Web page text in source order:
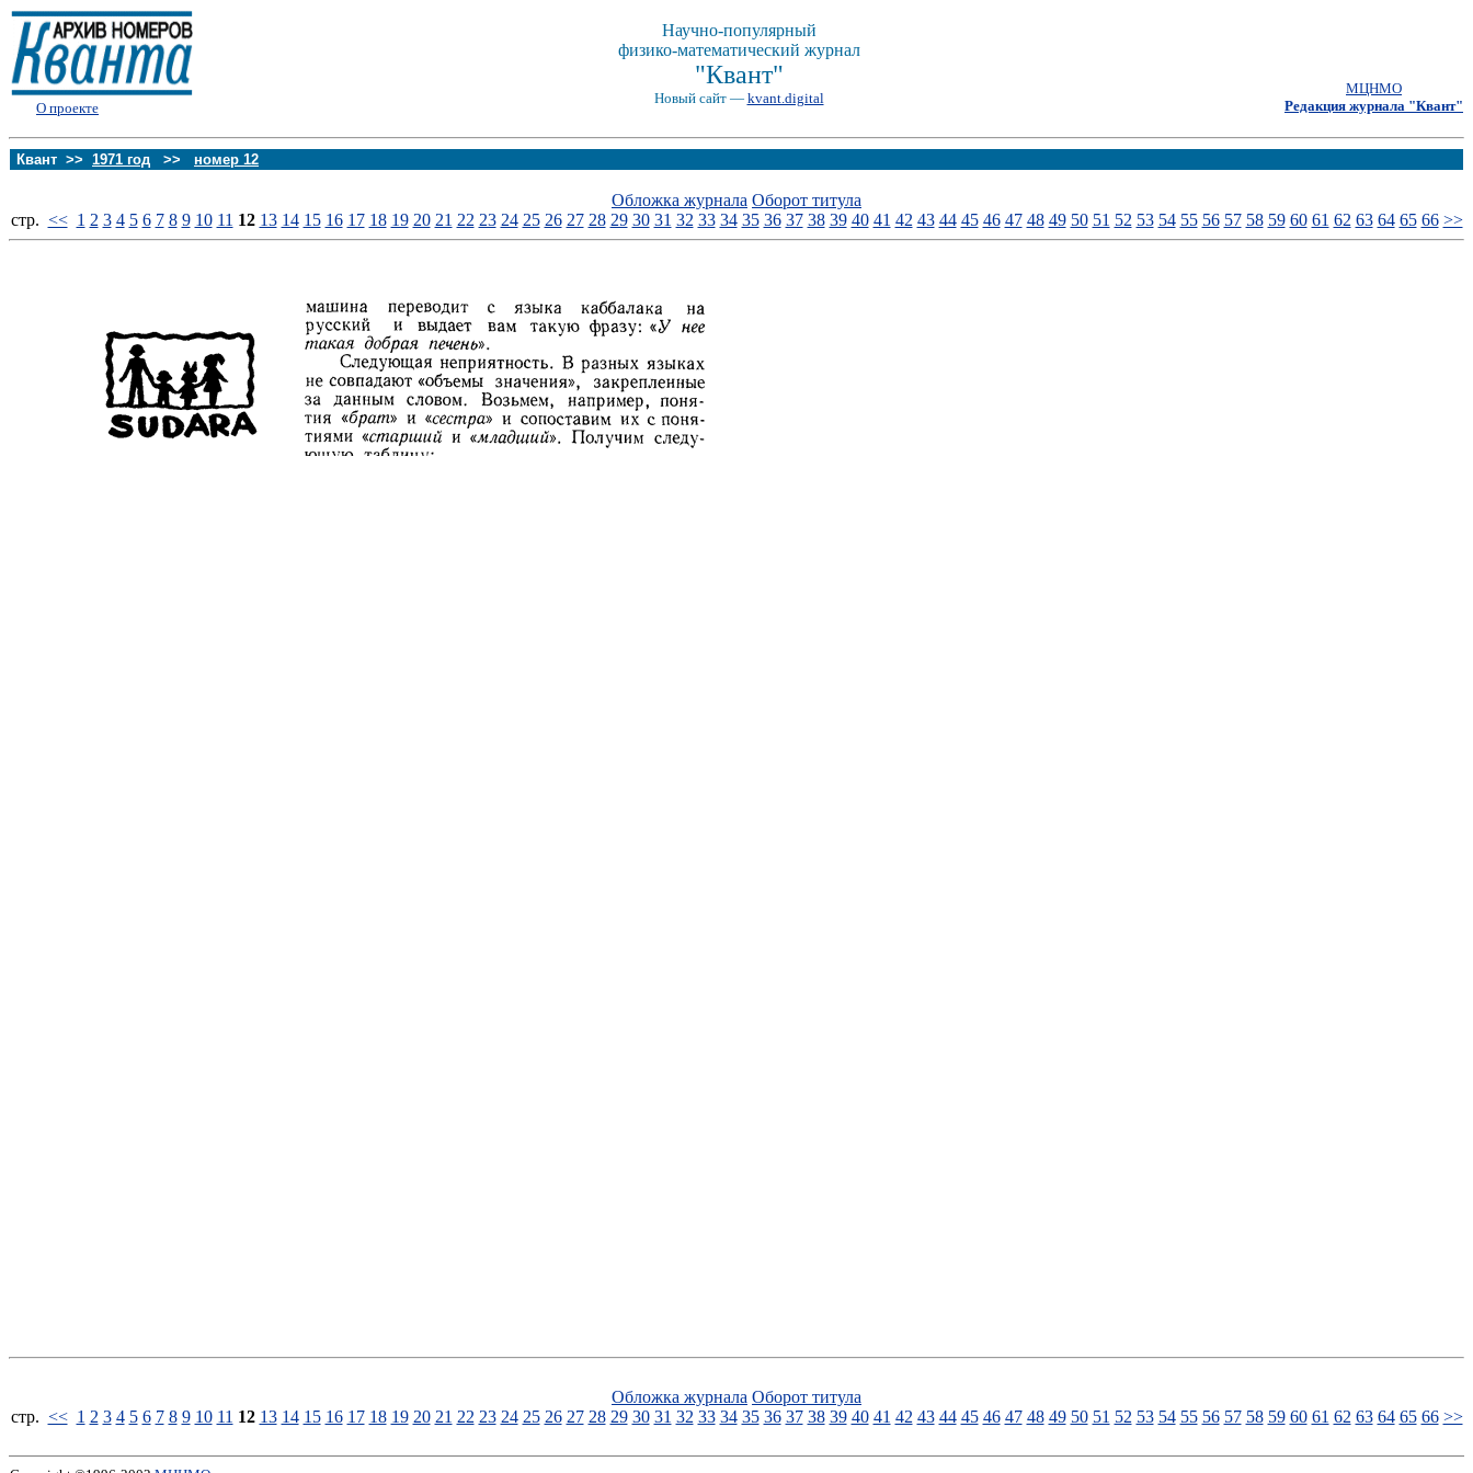
О проекте
Научно-популярный
физико-математический журнал
"Квант"
Новый сайт — kvant.digital
МЦНМО
Редакция журнала "Квант"
Квант >> 1971 год >> номер 12
Обложка журнала Оборот титула
стp. << 1 2 3 4 5 6 7 8 9 10 11 12 13 14 15 16 17 18 19 20 21 22 23 24 25 26 27 28 29 30 31 32 33 34 35 36 37 38 39 40 41 42 43 44 45 46 47 48 49 50 51 52 53 54 55 56 57 58 59 60 61 62 63 64 65 66 >>
Обложка журнала Оборот титула
стp. << 1 2 3 4 5 6 7 8 9 10 11 12 13 14 15 16 17 18 19 20 21 22 23 24 25 26 27 28 29 30 31 32 33 34 35 36 37 38 39 40 41 42 43 44 45 46 47 48 49 50 51 52 53 54 55 56 57 58 59 60 61 62 63 64 65 66 >>